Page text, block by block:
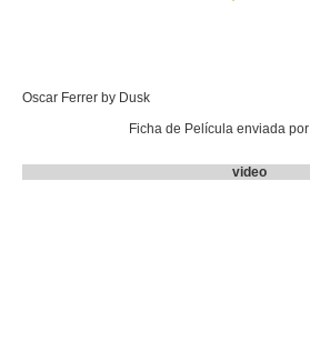
Oscar Ferrer by Dusk
Ficha de Película enviada por
video